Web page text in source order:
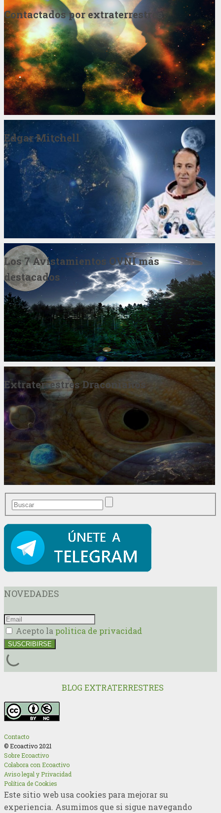
Contactados por extraterrestres
Edgar Mitchell
Los 7 Avistamientos OVNI más
destacados
Extraterrestres Draconianos
NOVEDADES
Acepto la politica de privacidad
BLOG EXTRATERRESTRES
Contacto
© Ecoactivo 2021
Sobre Ecoactivo
Colabora con Ecoactivo
Aviso legal y Privacidad
Política de Cookies
Este sitio web usa cookies para mejorar su
experiencia. Asumimos que si sigue navegando